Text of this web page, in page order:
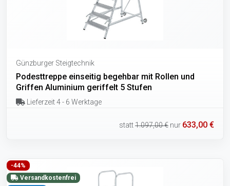
Günzburger Steigtechnik
Podesttreppe einseitig begehbar mit Rollen und
Griffen Aluminium geriffelt 5 Stufen
Lieferzeit 4 - 6 Werktage
statt1.097,00 € nur 633,00 €
-44%
Versandkostenfrei